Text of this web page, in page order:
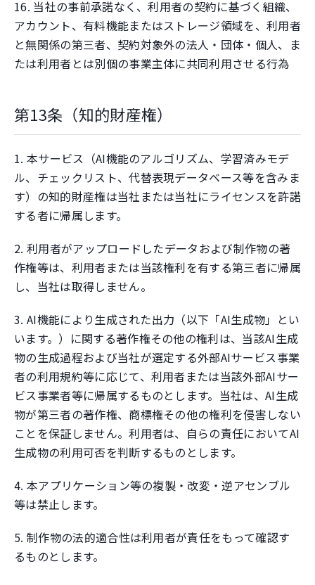
16. 当社の事前承諾なく、利用者の契約に基づく組織、
アカウント、有料機能またはストレージ領域を、利用者
と無関係の第三者、契約対象外の法人・団体・個人、ま
たは利用者とは別個の事業主体に共同利用させる行為
第13条（知的財産権）
1. 本サービス（AI機能のアルゴリズム、学習済みモデ
ル、チェックリスト、代替表現データベース等を含みま
す）の知的財産権は当社または当社にライセンスを許諾
する者に帰属します。
2. 利用者がアップロードしたデータおよび制作物の著
作権等は、利用者または当該権利を有する第三者に帰属
し、当社は取得しません。
3. AI機能により生成された出力（以下「AI生成物」とい
います。）に関する著作権その他の権利は、当該AI生成
物の生成過程および当社が選定する外部AIサービス事業
者の利用規約等に応じて、利用者または当該外部AIサー
ビス事業者等に帰属するものとします。当社は、AI生成
物が第三者の著作権、商標権その他の権利を侵害しない
ことを保証しません。利用者は、自らの責任においてAI
生成物の利用可否を判断するものとします。
4. 本アプリケーション等の複製・改変・逆アセンブル
等は禁止します。
5. 制作物の法的適合性は利用者が責任をもって確認す
るものとします。